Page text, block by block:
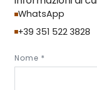
WhatsApp
+39 351 522 3828
Nome *